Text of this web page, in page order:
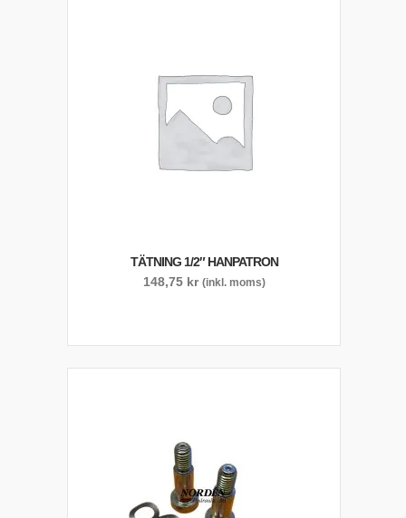
TÄTNING 1/2″ HANPATRON
148,75 kr (inkl. moms)